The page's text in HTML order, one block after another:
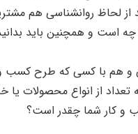
لحاظ روانشناسی هم
است و همچنین باید بدانید
و هم با کسی که طرح
تعداد از انواع محصولات یا
و کار شما چقدر است؟